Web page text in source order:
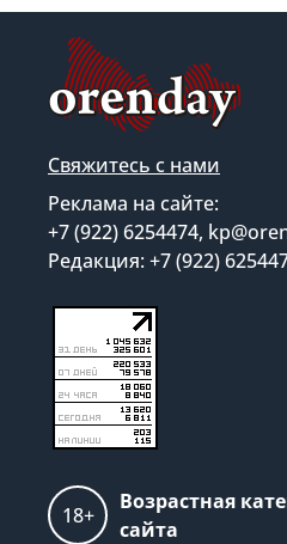
Свяжитесь с нами
Реклама на сайте:
+7 (922) 6254474,
Редакция: +7 (922)
18+
Возрастная
сайта